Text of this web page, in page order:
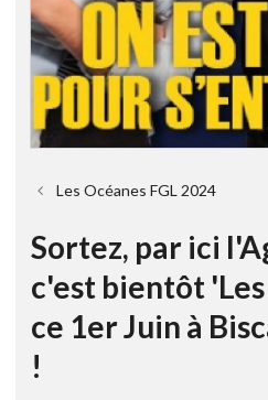
Les Océanes FGL 2024
Sortez, par ici
c'est bientôt 'Les
ce 1er Juin à
!